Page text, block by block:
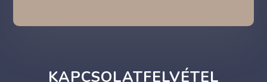
KAPCSOLATFELVÉTEL